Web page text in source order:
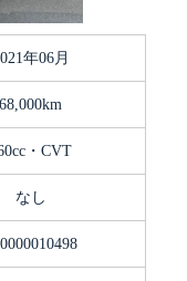
年06月
68,000km
・CVT
なし